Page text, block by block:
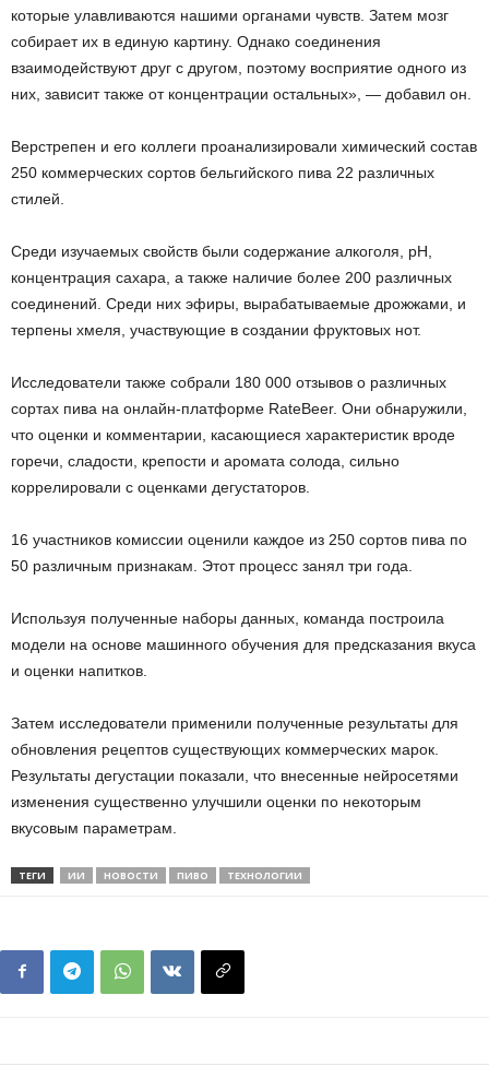
которые улавливаются нашими органами чувств. Затем мозг
собирает их в единую картину. Однако соединения
взаимодействуют друг с другом, поэтому восприятие одного из
них, зависит также от концентрации остальных», — добавил он.
Верстрепен и его коллеги проанализировали химический состав
250 коммерческих сортов бельгийского пива 22 различных
стилей.
Среди изучаемых свойств были содержание алкоголя, pH,
концентрация сахара, а также наличие более 200 различных
соединений. Среди них эфиры, вырабатываемые дрожжами, и
терпены хмеля, участвующие в создании фруктовых нот.
Исследователи также собрали 180 000 отзывов о различных
сортах пива на онлайн-платформе RateBeer. Они обнаружили,
что оценки и комментарии, касающиеся характеристик вроде
горечи, сладости, крепости и аромата солода, сильно
коррелировали с оценками дегустаторов.
16 участников комиссии оценили каждое из 250 сортов пива по
50 различным признакам. Этот процесс занял три года.
Используя полученные наборы данных, команда построила
модели на основе машинного обучения для предсказания вкуса
и оценки напитков.
Затем исследователи применили полученные результаты для
обновления рецептов существующих коммерческих марок.
Результаты дегустации показали, что внесенные нейросетями
изменения существенно улучшили оценки по некоторым
вкусовым параметрам.
ТЕГИ ИИ НОВОСТИ ПИВО ТЕХНОЛОГИИ